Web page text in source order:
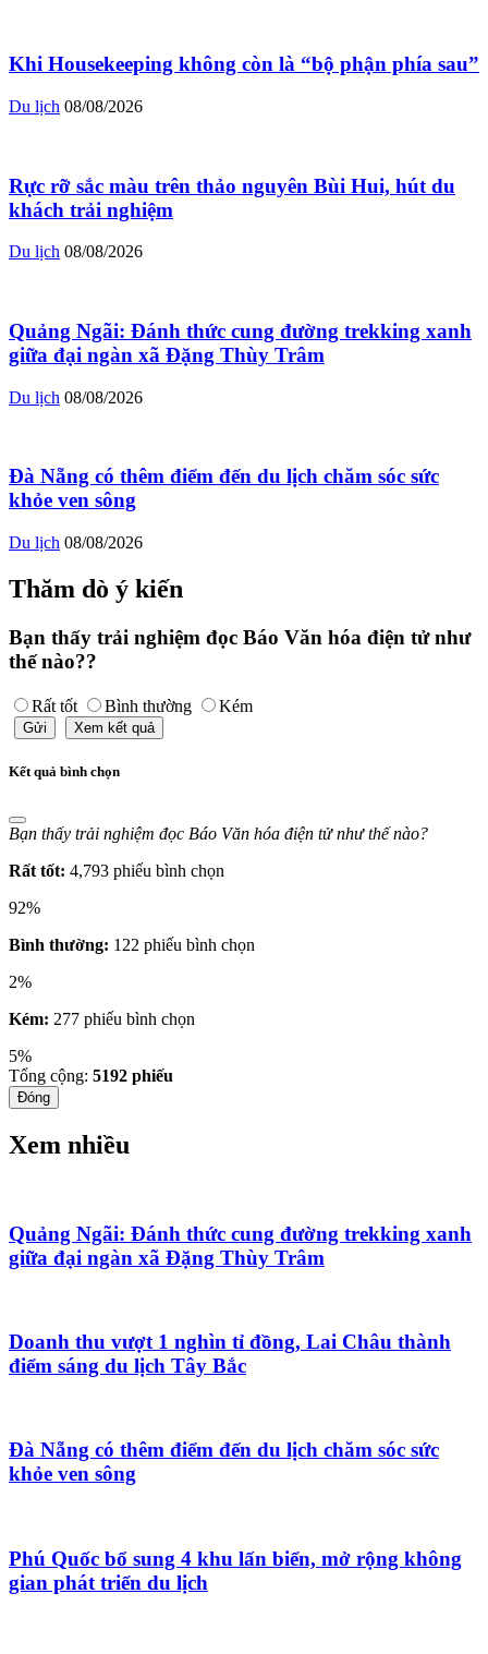
Khi Housekeeping không còn là “bộ phận phía sau”
Du lịch 08/08/2026
Rực rỡ sắc màu trên thảo nguyên Bùi Hui, hút du
khách trải nghiệm
Du lịch 08/08/2026
Quảng Ngãi: Đánh thức cung đường trekking xanh
giữa đại ngàn xã Đặng Thùy Trâm
Du lịch 08/08/2026
Đà Nẵng có thêm điểm đến du lịch chăm sóc sức
khỏe ven sông
Du lịch 08/08/2026
Thăm dò ý kiến
Bạn thấy trải nghiệm đọc Báo Văn hóa điện tử như
thế nào??
Rất tốt Bình thường Kém
Gửi Xem kết quả
Kết quả bình chọn
Bạn thấy trải nghiệm đọc Báo Văn hóa điện tử như thế nào?
Rất tốt: 4,793 phiếu bình chọn
92%
Bình thường: 122 phiếu bình chọn
2%
Kém: 277 phiếu bình chọn
5%
Tổng cộng: 5192 phiếu
Đóng
Xem nhiều
Quảng Ngãi: Đánh thức cung đường trekking xanh
giữa đại ngàn xã Đặng Thùy Trâm
Doanh thu vượt 1 nghìn tỉ đồng, Lai Châu thành
điểm sáng du lịch Tây Bắc
Đà Nẵng có thêm điểm đến du lịch chăm sóc sức
khỏe ven sông
Phú Quốc bổ sung 4 khu lấn biển, mở rộng không
gian phát triển du lịch